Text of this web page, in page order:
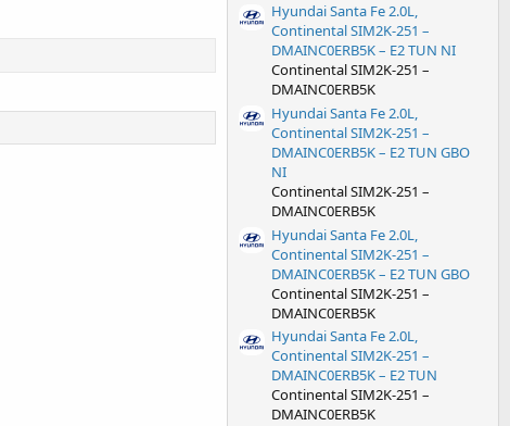
Hyundai Santa Fe 2.0L,
Continental SIM2K-251 –
DMAINC0ERB5K – E2 TUN NI
Continental SIM2K-251 –
DMAINC0ERB5K
Hyundai Santa Fe 2.0L,
Continental SIM2K-251 –
DMAINC0ERB5K – E2 TUN GBO
NI
Continental SIM2K-251 –
DMAINC0ERB5K
Hyundai Santa Fe 2.0L,
Continental SIM2K-251 –
DMAINC0ERB5K – E2 TUN GBO
Continental SIM2K-251 –
DMAINC0ERB5K
Hyundai Santa Fe 2.0L,
Continental SIM2K-251 –
DMAINC0ERB5K – E2 TUN
Continental SIM2K-251 –
DMAINC0ERB5K